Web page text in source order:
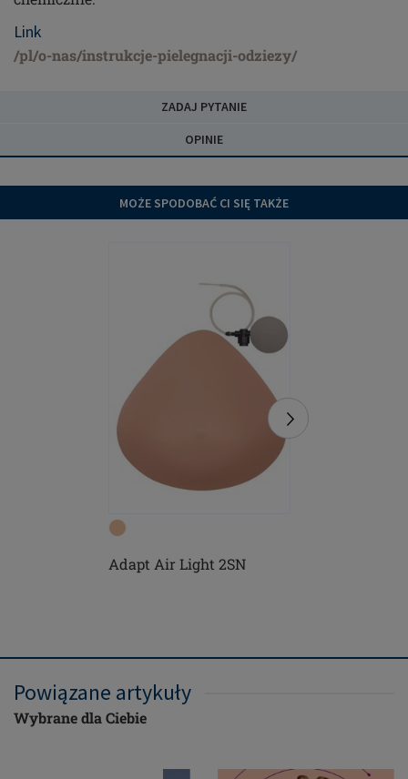
Link
/pl/o-nas/instrukcje-pielegnacji-odziezy/
ZADAJ PYTANIE
OPINIE
MOŻE SPODOBAĆ CI SIĘ TAKŻE
Adapt Air Light 2SN
Powiązane artykuły
Wybrane dla Ciebie